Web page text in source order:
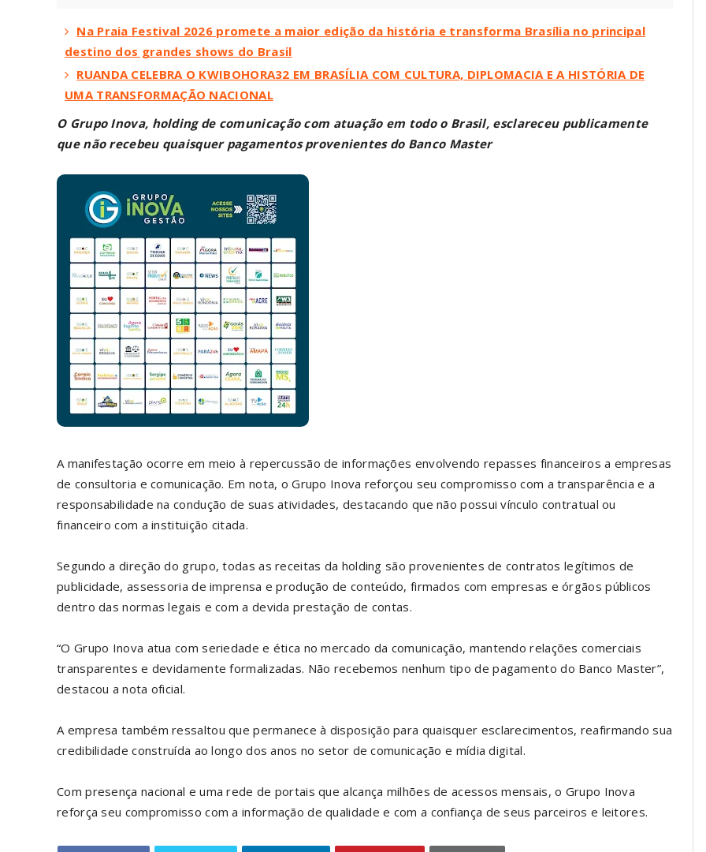
Na Praia Festival 2026 promete a maior edição da história e transforma Brasília no principal
destino dos grandes shows do Brasil
RUANDA CELEBRA O KWIBOHORA32 EM BRASÍLIA COM CULTURA, DIPLOMACIA E A HISTÓRIA DE
UMA TRANSFORMAÇÃO NACIONAL
O Grupo Inova, holding de comunicação com atuação em todo o Brasil, esclareceu publicamente
que não recebeu quaisquer pagamentos provenientes do Banco Master
A manifestação ocorre em meio à repercussão de informações envolvendo repasses financeiros a empresas
de consultoria e comunicação. Em nota, o Grupo Inova reforçou seu compromisso com a transparência e a
responsabilidade na condução de suas atividades, destacando que não possui vínculo contratual ou
financeiro com a instituição citada.
Segundo a direção do grupo, todas as receitas da holding são provenientes de contratos legítimos de
publicidade, assessoria de imprensa e produção de conteúdo, firmados com empresas e órgãos públicos
dentro das normas legais e com a devida prestação de contas.
“O Grupo Inova atua com seriedade e ética no mercado da comunicação, mantendo relações comerciais
transparentes e devidamente formalizadas. Não recebemos nenhum tipo de pagamento do Banco Master”,
destacou a nota oficial.
A empresa também ressaltou que permanece à disposição para quaisquer esclarecimentos, reafirmando sua
credibilidade construída ao longo dos anos no setor de comunicação e mídia digital.
Com presença nacional e uma rede de portais que alcança milhões de acessos mensais, o Grupo Inova
reforça seu compromisso com a informação de qualidade e com a confiança de seus parceiros e leitores.